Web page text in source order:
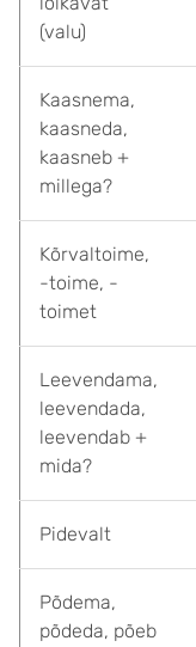
(valu)
Kaasnema,
kaasneda,
kaasneb +
millega?
Kõrvaltoime,
-toime, -
toimet
Leevendama,
leevendada,
leevendab +
mida?
Pidevalt
Põdema,
põdeda, põeb